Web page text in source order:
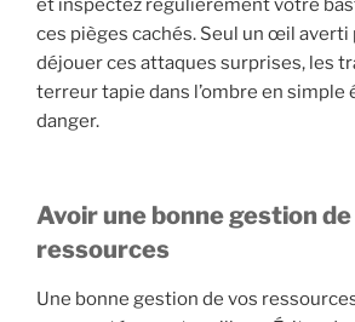
et inspectez régulièrement votre
ces pièges cachés. Seul un œil
déjouer ces attaques surprises, les
terreur tapie dans l’ombre en simple
danger.
Avoir une bonne gestion
ressources
Une bonne gestion de vos